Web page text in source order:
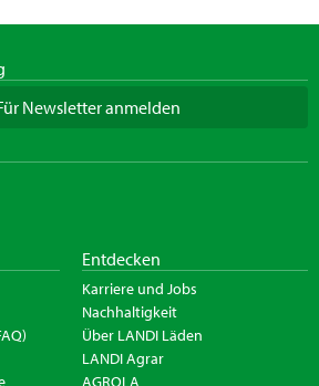
Newsletter anmelden
Entdecken
Karriere und Jobs
Nachhaltigkeit
Über LANDI Läden
LANDI Agrar
AGROLA